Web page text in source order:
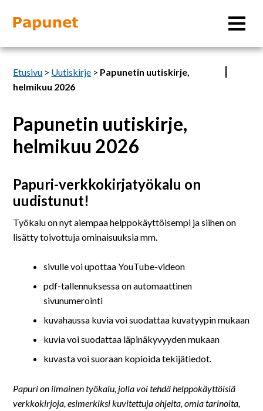
Tietoa
Materiaalit
Kuvatyökalut
Saavutettavuus
På svenska
In English
Etusivu > Uutiskirje > Papunetin uutiskirje,
helmikuu 2026
Papunetin uutiskirje,
helmikuu 2026
Papuri-verkkokirjatyökalu on
uudistunut!
Työkalu on nyt aiempaa helppokäyttöisempi ja siihen on
lisätty toivottuja ominaisuuksia mm.
sivulle voi upottaa YouTube-videon
pdf-tallennuksessa on automaattinen
sivunumerointi
kuvahaussa kuvia voi suodattaa kuvatyypin mukaan
kuvia voi suodattaa läpinäkyvyyden mukaan
kuvasta voi suoraan kopioida tekijätiedot.
Papuri on ilmainen työkalu, jolla voi tehdä helppokäyttöisiä
verkkokirjoja, esimerkiksi kuvitettuja ohjeita, omia tarinoita,